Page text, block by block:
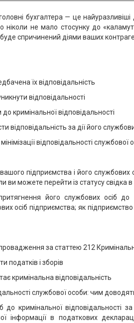
бухгалтера — це
ніколи не мало стосунку до
спричинений діями ваших
їх відповідальність
відповідальності
кримінальної відповідальності
за дії його
відповідальності
підприємства і його
ви можете перейти із статусу свідка
його службових осіб до
осіб підприємства; як
за статтею 212
податків і зборів
кримінальна відповідальність
службової особи: чим
кримінальної відповідальності
інформації в податкових